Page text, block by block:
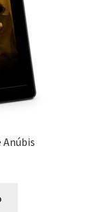
Anúbis